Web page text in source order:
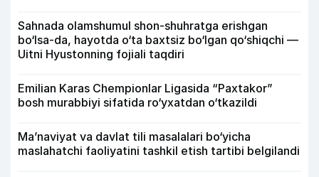
Sahnada olamshumul shon-shuhratga erishgan
bo‘lsa-da, hayotda o‘ta baxtsiz bo‘lgan qo‘shiqchi —
Uitni Hyustonning fojiali taqdiri
Emilian Karas Chempionlar Ligasida “Paxtakor”
bosh murabbiyi sifatida ro‘yxatdan o‘tkazildi
Ma’naviyat va davlat tili masalalari bo‘yicha
maslahatchi faoliyatini tashkil etish tartibi belgilandi